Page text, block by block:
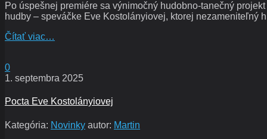
Po úspešnej premiére sa výnimočný hudobno-tanečný
hudby – speváčke Eve Kostolányiovej, ktorej nezameniteľný
Čítať viac…
0
1. septembra 2025
Pocta Eve Kostolányiovej
Kategória: Novinky autor: Martin